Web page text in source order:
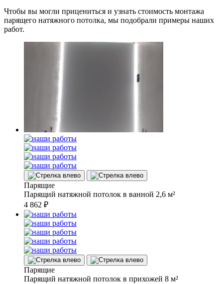
Чтобы вы могли прицениться и узнать стоимость монтажа
парящего натяжного потолка, мы подобрали примеры наших
работ.
Парящие
Парящий натяжной потолок в ванной 2,6 м²
4 862 ₽
Парящие
Парящий натяжной потолок в прихожей 8 м²